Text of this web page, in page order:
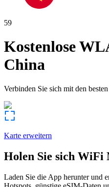
59
Kostenlose
China
Verbinden Sie sich mit den
Karte erweitern
Holen Sie sich WiFi
Laden Sie die App herunter und